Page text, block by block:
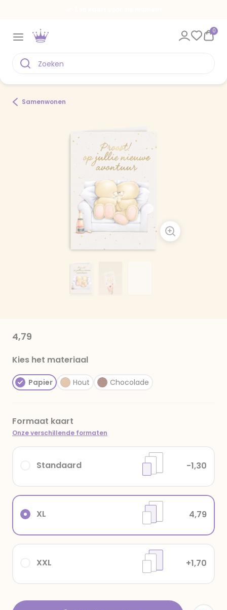
0
Samenwonen
4,79
Kies het materiaal
Papier Hout Chocolade
Formaat kaart
Onze verschillende formaten
XXL +1,70
XL 4,79
Standaard -1,30